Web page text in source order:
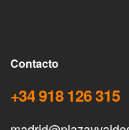
Contacto
+34 918 126 315